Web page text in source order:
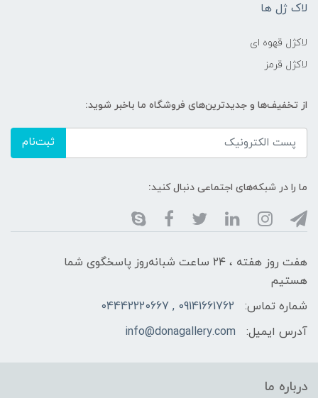
لاک ژل ها
لاکژل قهوه ای
لاکژل قرمز
از تخفیف‌ها و جدیدترین‌های فروشگاه ما باخبر شوید:
ثبت‌نام
ما را در شبکه‌های اجتماعی دنبال کنید:
هفت روز هفته ، ۲۴ ساعت شبانه‌روز پاسخگوی شما
هستیم
شماره تماس:
09141661762 , 04442220667
آدرس ایمیل:
info@donagallery.com
درباره ما